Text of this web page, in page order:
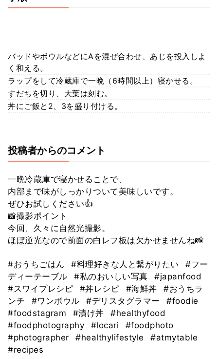
バッドやボウルなどにAを混ぜ合わせ、あじを投入しよ
く和える。
ラップをして冷蔵庫で一晩（6時間以上）寝かせる。
すだちを切り、大葉は刻む。
丼にご飯と2、3を盛り付ける。
投稿者からのコメント
一晩冷蔵庫で寝かせることで、
内部まで味がしっかりついて美味しいです。
ぜひお試しください👍
📸撮影ポイント
今回、久々に自然光撮影。
ほぼ逆光なので前面の白レフ板は欠かせませんね📸
#おうちごはん #料理好きな人と繋がりたい
#フー
ディーテーブル
#私のおいしい写真
#japanfood
#スワイプレシピ
#丼レシピ #海鮮丼
#おうちラ
ンチ
#ワンボウル #デリスタグラマー
#foodie
#foodstagram
#漬け丼
#healthyfood
#foodphotography
#locari
#foodphoto
#photographer
#healthylifestyle
#atmytable
#recipes